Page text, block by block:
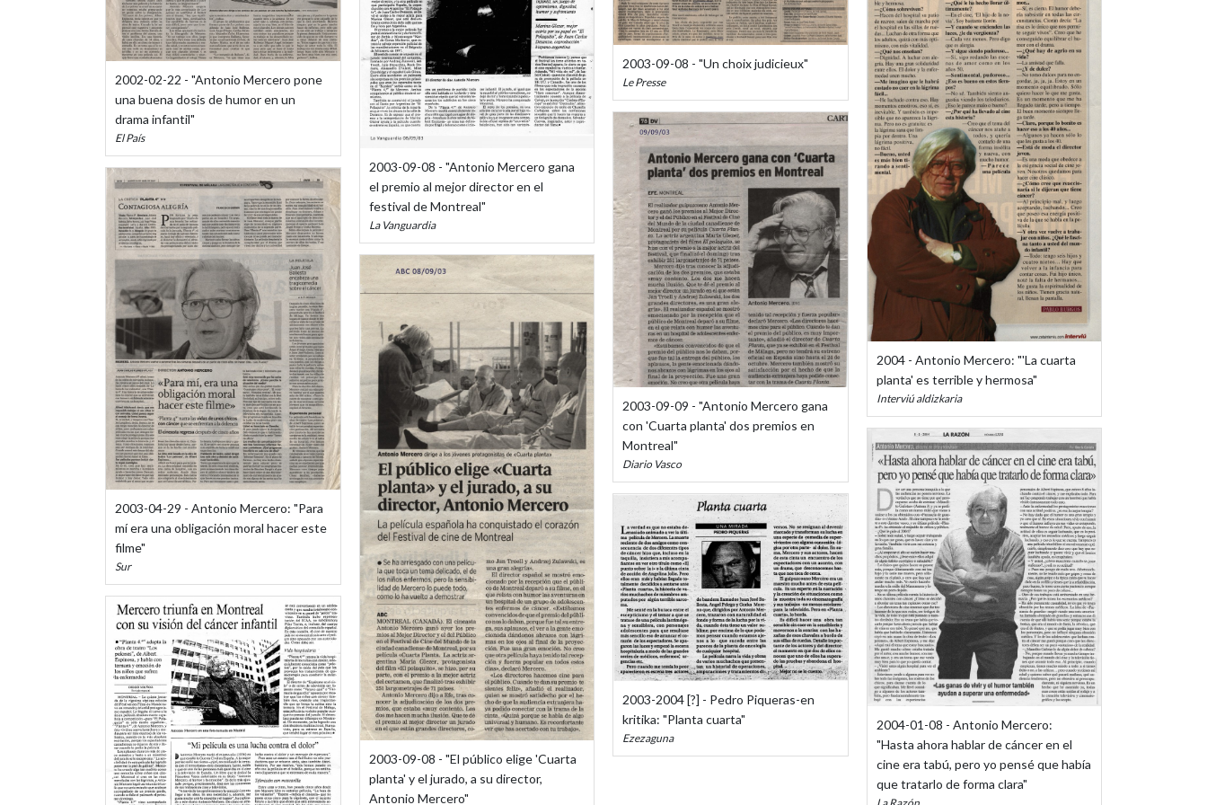
2002-02-22 - "Antonio Mercero pone
una buena dosis de humor en un
drama infantil"
El País
2003-04-29 - Antonio Mercero: "Para
mí era una obligación moral hacer este
filme"
Sur
2003-09-08 - "Antonio Mercero gana
el premio al mejor director en el
festival de Montreal"
La Vanguardia
2003-09-08 - "El público elige 'Cuarta
planta' y el jurado, a su director,
Antonio Mercero"
2003-09-08 - "Un choix judicieux"
Le Presse
2003-09-09 - "Antonio Mercero gana
con 'Cuarta planta' dos premios en
Montreal"
Diario Vasco
2003-2004 [?] - Pedro Piqueras-en
kritika: "Planta cuarta"
Ezezaguna
2004 - Antonio Mercero: "'La cuarta
planta' es terrible y hermosa"
Interviú aldizkaria
2004-01-08 - Antonio Mercero:
"Hasta ahora hablar de cáncer en el
cine era tabú, pero yo pensé que había
que tratarlo de forma clara"